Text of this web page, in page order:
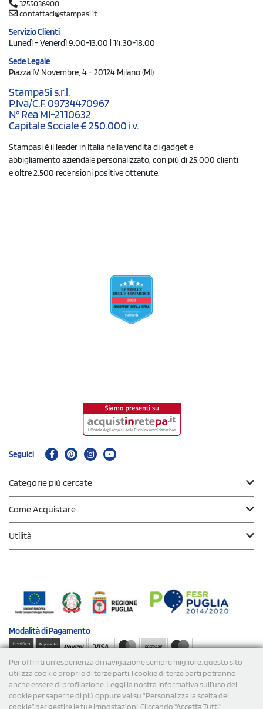
Per offrirti un'esperienza di navigazione sempre migliore, questo sito
utilizza cookie propri e di terze parti. I cookie di terze parti potranno
anche essere di profilazione. Leggi la nostra Informativa sull’uso dei
cookie per saperne di più oppure vai su “Personalizza la scelta dei
cookie” per gestire le tue impostazioni. Cliccando "Accetta Tutti"
3755036900
contattaci@stampasi.it
Servizio Clienti
Lunedì - Venerdì 9.00-13.00 | 14.30-18.00
Sede Legale
Piazza IV Novembre, 4 - 20124 Milano (MI)
StampaSi s.r.l.
P.Iva/C.F. 09734470967
N° Rea MI-2110632
Capitale Sociale € 250.000 i.v.
Stampasi è il leader in Italia nella vendita di gadget e
abbigliamento aziendale personalizzato, con più di 25.000 clienti
e oltre 2.500 recensioni positive ottenute.
Seguici
Categorie più cercate
Come Acquistare
Utilità
Modalità diPagamento
Spedizioni